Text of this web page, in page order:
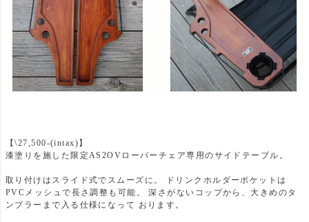
【\27,500-(intax)】
漆塗りを施した限定AS2OVローバーチェア専用のサイドテーブル。
取り付けはスライド式でスムーズに。 ドリンクホルダーポケットは
PVCメッシュで長さ調整も可能。 深さがないコップから、大きめのタ
ンブラーまで入る仕様になって おります。